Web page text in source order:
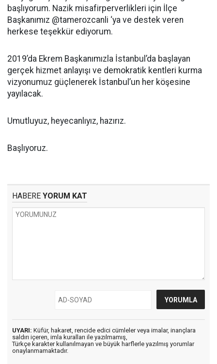
başlıyorum. Nazik misafirperverlikleri için İlçe
Başkanımız @tamerozcanli ‘ya ve destek veren
herkese teşekkür ediyorum.
2019’da Ekrem Başkanımızla İstanbul’da başlayan
gerçek hizmet anlayışı ve demokratik kentleri kurma
vizyonumuz güçlenerek İstanbul’un her köşesine
yayılacak.
Umutluyuz, heyecanlıyız, hazırız.
Başlıyoruz.
HABERE YORUM KAT
UYARI: Küfür, hakaret, rencide edici cümleler veya imalar, inançlara
saldırı içeren, imla kuralları ile yazılmamış,
Türkçe karakter kullanılmayan ve büyük harflerle yazılmış yorumlar
onaylanmamaktadır.